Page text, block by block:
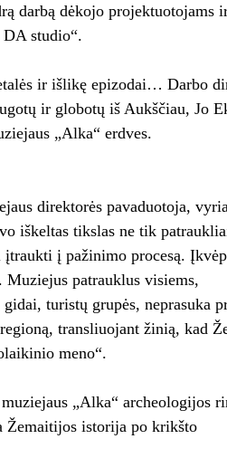
darbą dėkojo projektuotojams
studio“.
ir išlikę epizodai… Darbo
ir globotų iš Aukščiau, Jo
„Alka“ erdves.
direktorės pavaduotoja,
iškeltas tikslas ne tik
į pažinimo procesą.
Muziejus patrauklus visiems,
turistų grupės, neprasuka
transliuojant žinią, kad
meno“.
„Alka“ archeologijos
Žemaitijos istorija po krikšto